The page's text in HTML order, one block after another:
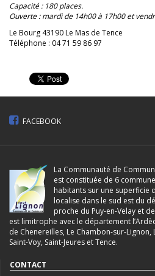
Capacité : 180 places.
Ouverte : mardi de 14h00 à 17h00 et
Le Bourg 43190 Le Mas de Tence
Téléphone : 04 71 59 86 97
FACEBOOK
La Communauté de
est constituée de 6
habitants sur une superficie
localise dans le sud est du
proche du Puy-en-Velay et
est limitrophe avec le département
de Chenereilles, Le Chambon-sur-Lignon,
Saint-Voy, Saint-Jeures et Tence.
CONTACT